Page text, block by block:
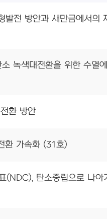
전 방안과 새만금에서의
녹색대전환을 위한 수열
환 방안
환 가속화 (31호)
(NDC), 탄소중립으로 나아